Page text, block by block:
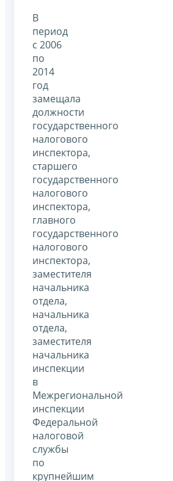
В
период
с 2006
по
2014
год
замещала
должности
государственного
налогового
инспектора,
старшего
государственного
налогового
инспектора,
главного
государственного
налогового
инспектора,
заместителя
начальника
отдела,
начальника
отдела,
заместителя
начальника
инспекции
в
Межрегиональной
инспекции
Федеральной
налоговой
службы
по
крупнейшим